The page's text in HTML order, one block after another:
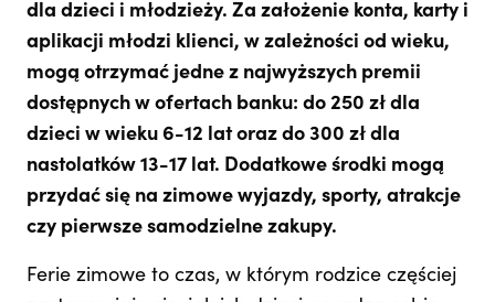
dla dzieci i młodzieży. Za założenie konta, karty i
aplikacji młodzi klienci, w zależności od wieku,
mogą otrzymać jedne z najwyższych premii
dostępnych w ofertach banku: do 250 zł dla
dzieci w wieku 6-12 lat oraz do 300 zł dla
nastolatków 13-17 lat. Dodatkowe środki mogą
przydać się na zimowe wyjazdy, sporty, atrakcje
czy pierwsze samodzielne zakupy.
Ferie zimowe to czas, w którym rodzice częściej